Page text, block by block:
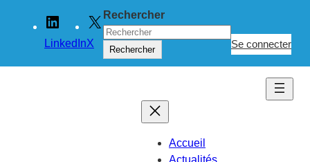
LinkedInX
Rechercher
Rechercher Se connecter
Accueil
Actualités